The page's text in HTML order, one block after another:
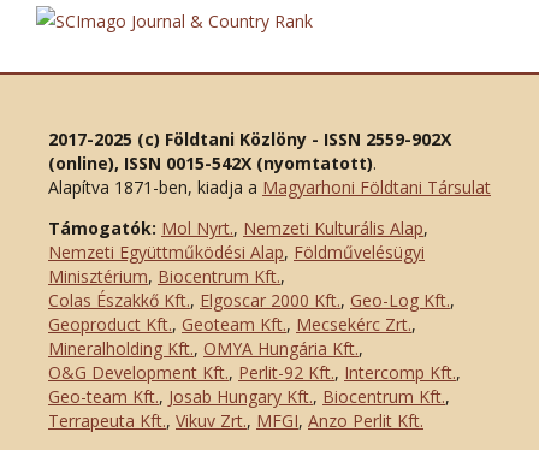
2017-2025 (c) Földtani Közlöny - ISSN 2559-902X
(online), ISSN 0015-542X (nyomtatott).
Alapítva 1871-ben, kiadja a Magyarhoni Földtani Társulat
Támogatók: Mol Nyrt., Nemzeti Kulturális Alap,
Nemzeti Együttműködési Alap, Földművelésügyi
Minisztérium, Biocentrum Kft.,
Colas Északkő Kft., Elgoscar 2000 Kft., Geo-Log Kft.,
Geoproduct Kft., Geoteam Kft., Mecsekérc Zrt.,
Mineralholding Kft., OMYA Hungária Kft.,
O&G Development Kft., Perlit-92 Kft., Intercomp Kft.,
Geo-team Kft., Josab Hungary Kft., Biocentrum Kft.,
Terrapeuta Kft., Vikuv Zrt., MFGI, Anzo Perlit Kft.